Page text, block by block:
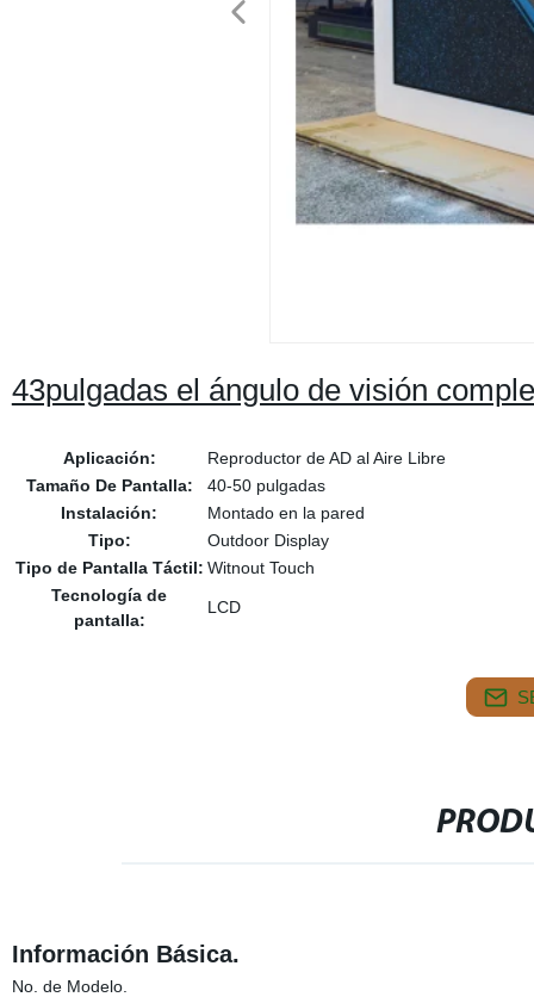
43pulgadas el ángulo de visión
Aplicación:
Reproductor de AD al Aire Libre
Tamaño De Pantalla:
40-50 pulgadas
Instalación:
Montado en la pared
Tipo:
Outdoor Display
Tipo de Pantalla Táctil: Witnout Touch
Tecnología de
pantalla:
LCD
Información Básica.
No. de Modelo.